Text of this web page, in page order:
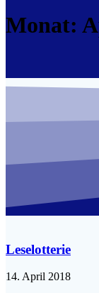
Monat:
Leselotterie
14. April 2018